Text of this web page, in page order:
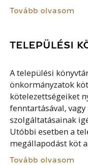
Tovább olvasom
TELEPÜLÉSI
A települési
önkormányzatok
kötelezettségeiket
fenntartásával,
szolgáltatásainak
Utóbbi esetben a
megállapodást köt
Tovább olvasom